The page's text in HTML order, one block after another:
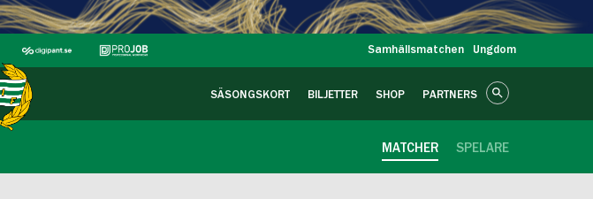
Samhällsmatchen Ungdom
SÄSONGSKORT BILJETTER SHOP PARTNERS
SPELARE
MATCHER